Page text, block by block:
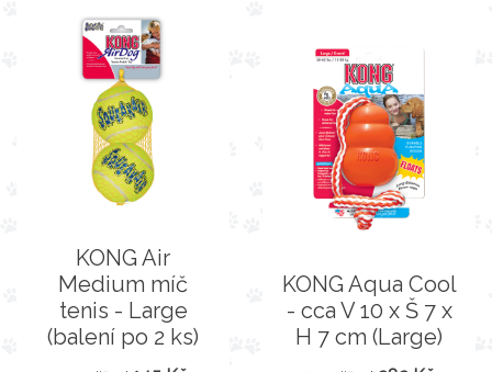
KONG Air
Medium míč
tenis - Large
(balení po 2 ks)
KONG Aqua Cool
- cca V 10 x Š 7 x
H 7 cm (Large)